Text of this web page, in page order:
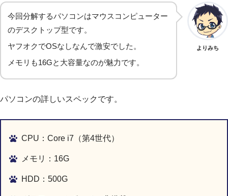
今回分解するパソコンはマウスコンピューター
のデスクトップ型です。
ヤフオクでOSなしなんで激安でした。
メモリも16Gと大容量なのが魅力です。
よりみち
パソコンの詳しいスペックです。
CPU：Core i7（第4世代）
メモリ：16G
HDD：500G